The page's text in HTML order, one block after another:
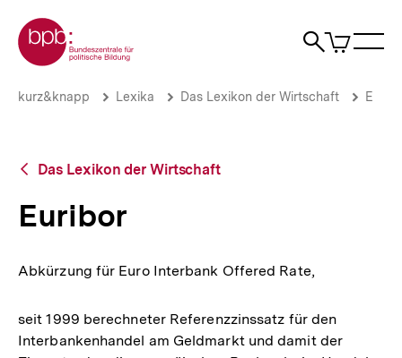
zum
Seiteninhalt
springen
Zur Startseite der bpb
Suche
Artikel
im
Euribor
Brotkrümelnavigation
Pfadnavigation
kurz&knapp Lexika Das Lexikon der Wirtschaft E
Zurück
Übersicht
Das Lexikon der Wirtschaft
Euribor
Abkürzung für Euro Interbank Offered Rate,
seit 1999 berechneter Referenzzinssatz für den
Interbankenhandel am Geldmarkt und damit der